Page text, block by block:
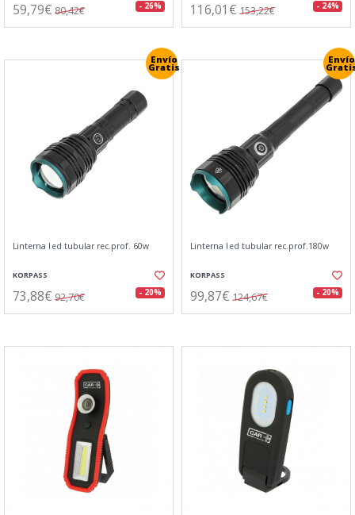
59,79€ 80,42€ - 26% 116,01€ 153,22€ - 24%
Envío
Gratis
Linterna led tubular rec.prof. 60w
KORPASS
73,88€ 92,70€ - 20%
Envío
Linterna led tubular rec.prof.180w
KORPASS
99,87€ 124,67€ - 20%